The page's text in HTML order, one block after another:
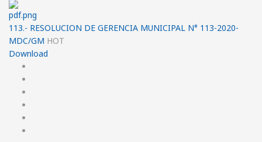
113.- RESOLUCION DE GERENCIA MUNICIPAL N° 113-2020-
MDC/GM HOT
Download